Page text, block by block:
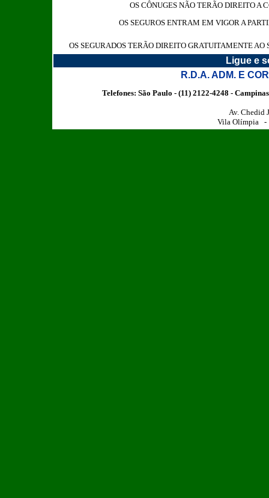
OS CÔNUGES NÃO TERÃO DIREITO A
OS SEGUROS ENTRAM EM VIGOR A
OS SEGURADOS TERÃO DIREITO GRATUITAMENTE
Ligue e
R.D.A. ADM. E
Telefones: São Paulo - (11) 2122-4248 -
Av. Chedid
Vila Olímpia -